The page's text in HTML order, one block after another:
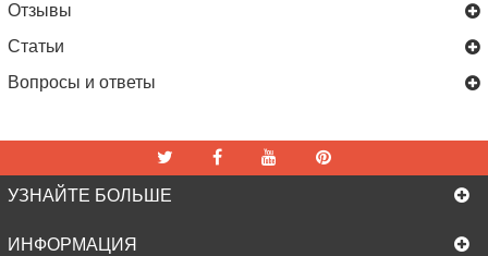
Отзывы
Статьи
Вопросы и ответы
УЗНАЙТЕ БОЛЬШЕ
ИНФОРМАЦИЯ